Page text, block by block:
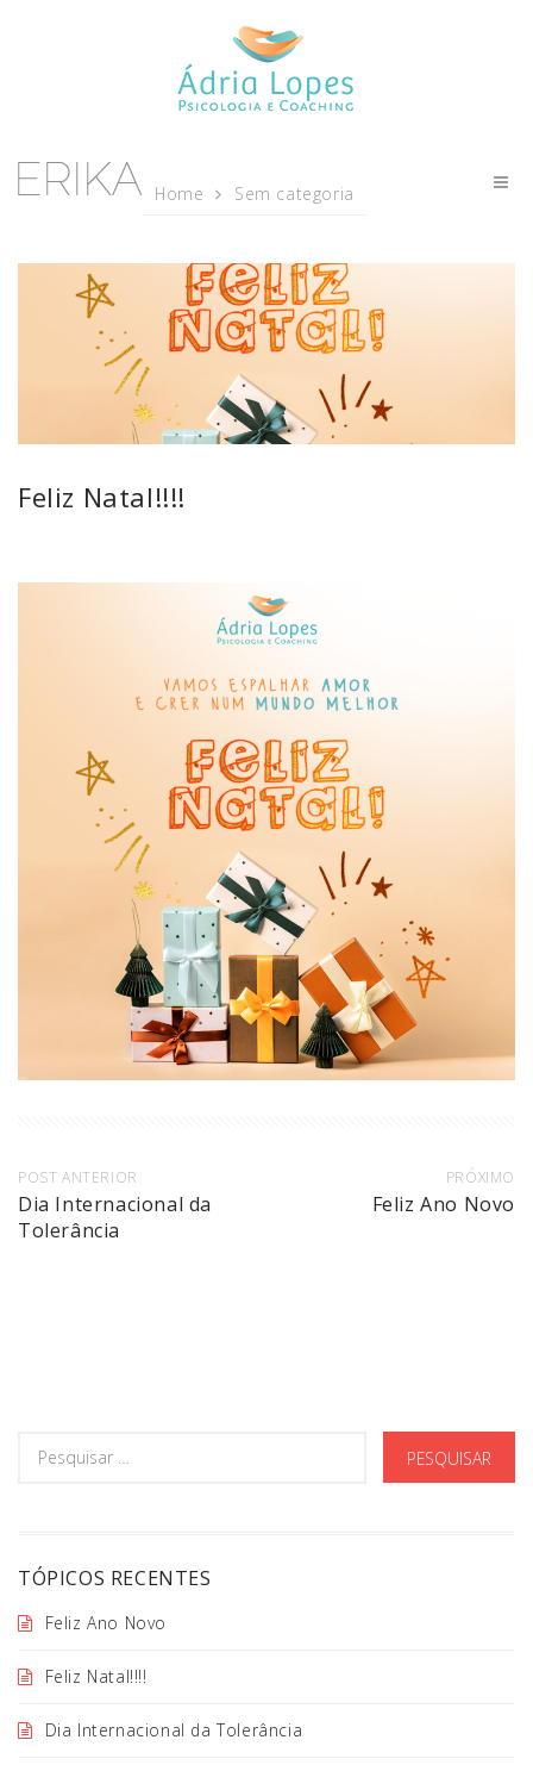
Home Sem categoria
Feliz Natal!!!!
POST ANTERIOR
Dia Internacional da
Tolerância
PRÓXIMO
Feliz Ano Novo
TÓPICOS RECENTES
Feliz Ano Novo
Feliz Natal!!!!
Dia Internacional da Tolerância